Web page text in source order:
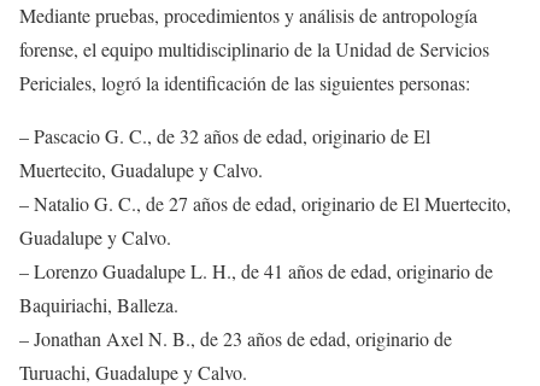
Mediante pruebas, procedimientos y análisis de antropología
forense, el equipo multidisciplinario de la Unidad de Servicios
Periciales, logró la identificación de las siguientes personas:
– Pascacio G. C., de 32 años de edad, originario de El
Muertecito, Guadalupe y Calvo.
– Natalio G. C., de 27 años de edad, originario de El Muertecito,
Guadalupe y Calvo.
– Lorenzo Guadalupe L. H., de 41 años de edad, originario de
Baquiriachi, Balleza.
– Jonathan Axel N. B., de 23 años de edad, originario de
Turuachi, Guadalupe y Calvo.